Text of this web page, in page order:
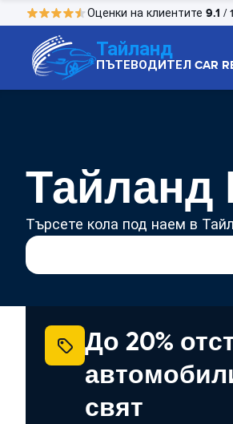
Оценки на клиентите 9.1 /
Тайланд
ПЪТЕВОДИТЕЛ CAR
Тайланд
Търсете кола под наем в
До 20%
свят